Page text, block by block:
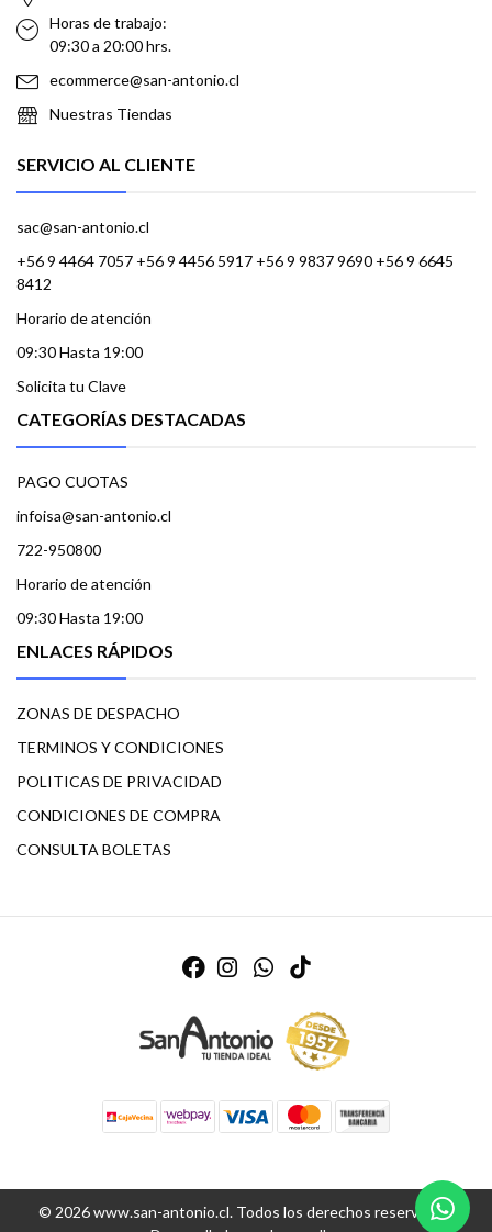
Horas de trabajo:
09:30 a 20:00 hrs.
ecommerce@san-antonio.cl
Nuestras Tiendas
SERVICIO AL CLIENTE
sac@san-antonio.cl
+56 9 4464 7057 +56 9 4456 5917 +56 9 9837 9690 +56 9 6645
8412
Horario de atención
09:30 Hasta 19:00
Solicita tu Clave
CATEGORÍAS DESTACADAS
PAGO CUOTAS
infoisa@san-antonio.cl
722-950800
Horario de atención
09:30 Hasta 19:00
ENLACES RÁPIDOS
ZONAS DE DESPACHO
TERMINOS Y CONDICIONES
POLITICAS DE PRIVACIDAD
CONDICIONES DE COMPRA
CONSULTA BOLETAS
© 2026 www.san-antonio.cl. Todos los derechos reservados.